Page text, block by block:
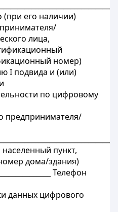
его наличии)
лица,
номер)
I подвида и (или)
по цифровому
предпринимателя/
пункт,
дома/здания)
Телефон
данных цифрового